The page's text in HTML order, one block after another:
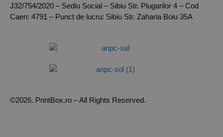
J32/754/2020 – Sediu Social – Sibiu Str. Plugarilor 4 – Cod
Caen: 4791 – Punct de lucru: Sibiu Str. Zaharia Boiu 35A
©2026. PrintBox.ro – All Rights Reserved.